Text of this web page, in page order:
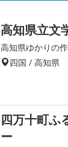
高知県立文
高知県ゆかりの
四国 / 高知県
四万十町ふ
ー